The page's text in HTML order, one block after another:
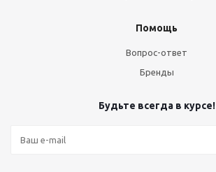
Помощь
Вопрос-ответ
Бренды
Будьте всегда в курсе!